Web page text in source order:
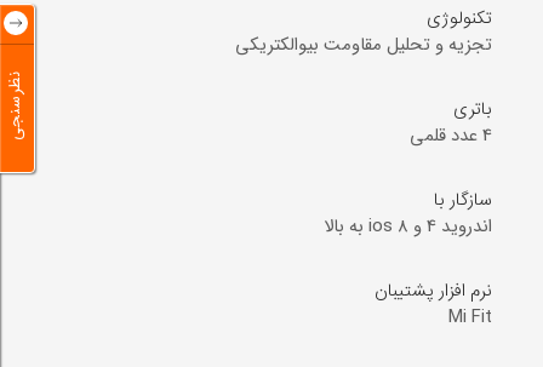
تکنولوژی
تجزیه و تحلیل مقاومت بیوالکتریکی
باتری
4 عدد قلمی
سازگار با
اندروید 4 و ios 8 به بالا
نرم افزار پشتیبان
Mi Fit
نظرسنجی